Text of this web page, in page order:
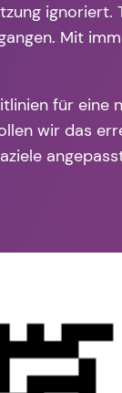
ignoriert.
Mit
für eine
wir das